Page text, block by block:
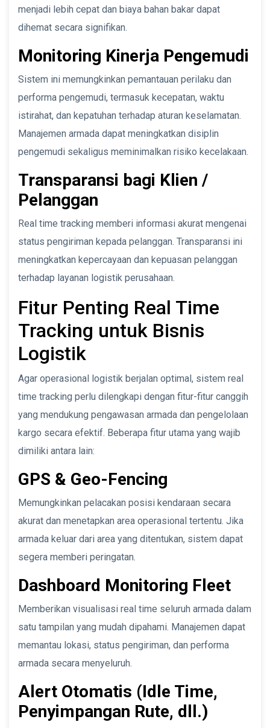
menjadi lebih cepat dan biaya bahan bakar dapat
dihemat secara signifikan.
Monitoring Kinerja Pengemudi
Sistem ini memungkinkan pemantauan perilaku dan
performa pengemudi, termasuk kecepatan, waktu
istirahat, dan kepatuhan terhadap aturan keselamatan.
Manajemen armada dapat meningkatkan disiplin
pengemudi sekaligus meminimalkan risiko kecelakaan.
Transparansi bagi Klien /
Pelanggan
Real time tracking memberi informasi akurat mengenai
status pengiriman kepada pelanggan. Transparansi ini
meningkatkan kepercayaan dan kepuasan pelanggan
terhadap layanan logistik perusahaan.
Fitur Penting Real Time
Tracking untuk Bisnis
Logistik
Agar operasional logistik berjalan optimal, sistem real
time tracking perlu dilengkapi dengan fitur-fitur canggih
yang mendukung pengawasan armada dan pengelolaan
kargo secara efektif. Beberapa fitur utama yang wajib
dimiliki antara lain:
GPS & Geo-Fencing
Memungkinkan pelacakan posisi kendaraan secara
akurat dan menetapkan area operasional tertentu. Jika
armada keluar dari area yang ditentukan, sistem dapat
segera memberi peringatan.
Dashboard Monitoring Fleet
Memberikan visualisasi real time seluruh armada dalam
satu tampilan yang mudah dipahami. Manajemen dapat
memantau lokasi, status pengiriman, dan performa
armada secara menyeluruh.
Alert Otomatis (Idle Time,
Penyimpangan Rute, dll.)